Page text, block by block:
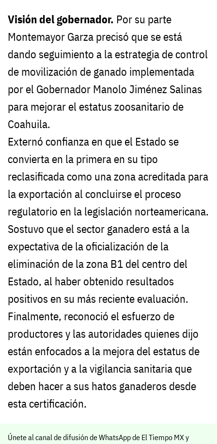
Visión del gobernador. Por su parte
Montemayor Garza precisó que se está
dando seguimiento a la estrategia de control
de movilización de ganado implementada
por el Gobernador Manolo Jiménez Salinas
para mejorar el estatus zoosanitario de
Coahuila.
Externó confianza en que el Estado se
convierta en la primera en su tipo
reclasificada como una zona acreditada para
la exportación al concluirse el proceso
regulatorio en la legislación norteamericana.
Sostuvo que el sector ganadero está a la
expectativa de la oficialización de la
eliminación de la zona B1 del centro del
Estado, al haber obtenido resultados
positivos en su más reciente evaluación.
Finalmente, reconoció el esfuerzo de
productores y las autoridades quienes dijo
están enfocados a la mejora del estatus de
exportación y a la vigilancia sanitaria que
deben hacer a sus hatos ganaderos desde
esta certificación.
Únete al canal de difusión de WhatsApp de El Tiempo MX y